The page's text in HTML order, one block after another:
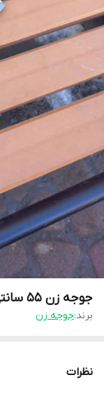
جوجه زن 55 سانتی فولادی دسته چوبی
برند:جوجه زن
نظرات